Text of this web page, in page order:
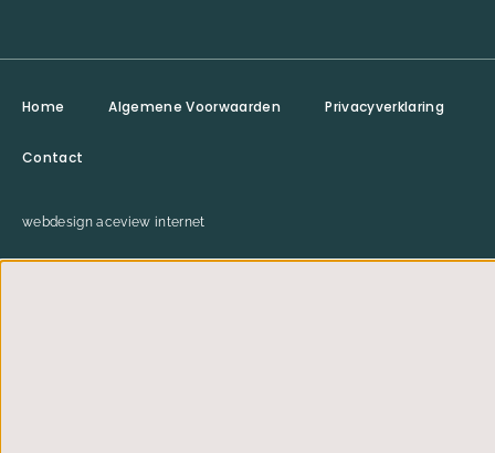
webdesign aceview internet
Home Algemene Voorwaarden Privacyverklaring
Contact